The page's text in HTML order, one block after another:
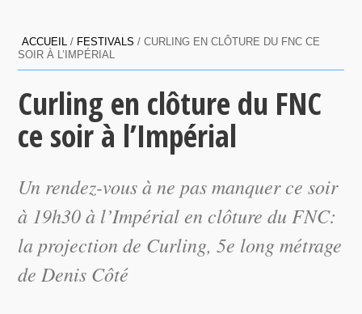
ACCUEIL / FESTIVALS /CURLING EN CLÔTURE DU FNC CE
SOIR À L’IMPÉRIAL
Curling en clôture du FNC
ce soir à l’Impérial
Un rendez-vous à ne pas manquer ce soir
à 19h30 à l’Impérial en clôture du FNC:
la projection de Curling, 5e long métrage
de Denis Côté